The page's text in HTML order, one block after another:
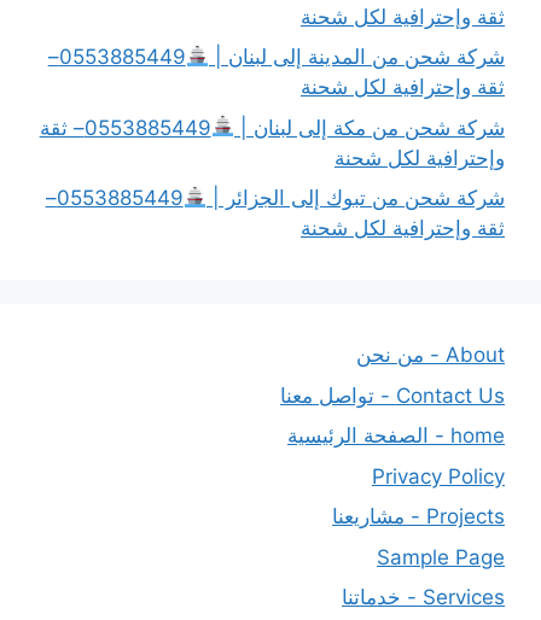
ثقة وإحترافية لكل شحنة
شركة شحن من المدينة إلى لبنان |
0553885449–
ثقة وإحترافية لكل شحنة
شركة شحن من مكة إلى لبنان |
0553885449– ثقة
وإحترافية لكل شحنة
شركة شحن من تبوك إلى الجزائر |
0553885449–
ثقة وإحترافية لكل شحنة
About - من نحن
Contact Us - تواصل معنا
home - الصفحة الرئيسية
Privacy Policy
Projects - مشاريعنا
Sample Page
Services - خدماتنا